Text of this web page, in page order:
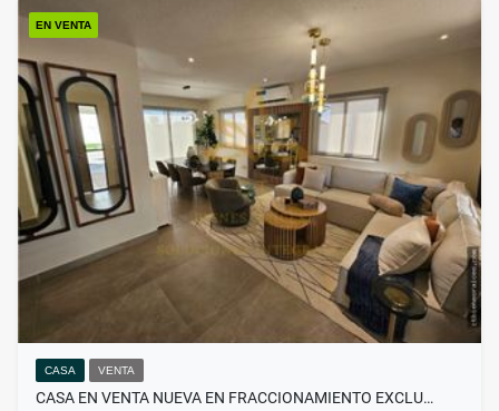
EN VENTA
CASA VENTA
CASA EN VENTA NUEVA EN FRACCIONAMIENTO EXCLU…